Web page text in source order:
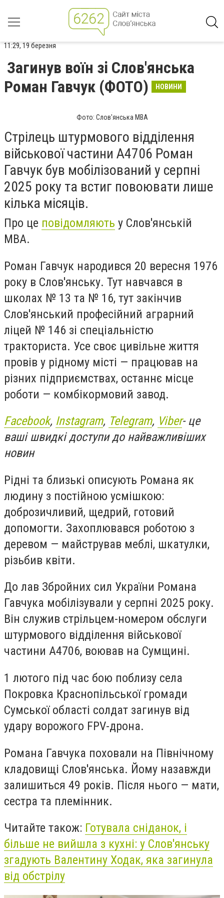
11:29, 19 березня
Загинув воїн зі Слов'янська
Роман Гавчук (ФОТО)
НОВИНИ
Фото: Слов'янська МВА
Стрілець штурмового відділення
військової частини А4706 Роман
Гавчук був мобілізований у серпні
2025 року та встиг повоювати лише
кілька місяців.
Про це повідомляють у Слов'янській
МВА.
Роман Гавчук народився 20 вересня 1976
року в Слов'янську. Тут навчався в
школах № 13 та № 16, тут закінчив
Слов'янський професійний аграрний
ліцей № 146 зі спеціальністю
тракториста. Усе своє цивільне життя
провів у рідному місті — працював на
різних підприємствах, останнє місце
роботи — комбікормовий завод.
Facebook, Instagram, Telegram, Viber- це
ваші швидкі доступи до найважливіших
новин
Рідні та близькі описують Романа як
людину з постійною усмішкою:
доброзичливий, щедрий, готовий
допомогти. Захоплювався роботою з
деревом — майстрував меблі, шкатулки,
різьбив квіти.
До лав Збройних сил України Романа
Гавчука мобілізували у серпні 2025 року.
Він служив стрільцем-номером обслуги
штурмового відділення військової
частини А4706, воював на Сумщині.
1 лютого під час бою поблизу села
Покровка Краснопільської громади
Сумської області солдат загинув від
удару ворожого FPV-дрона.
Романа Гавчука поховали на Північному
кладовищі Слов'янська. Йому назавжди
залишиться 49 років. Після нього — мати,
сестра та племінник.
Читайте також: Готувала сніданок, і
більше не вийшла з кухні: у Слов'янську
згадують Валентину Ходак, яка загинула
від обстрілу